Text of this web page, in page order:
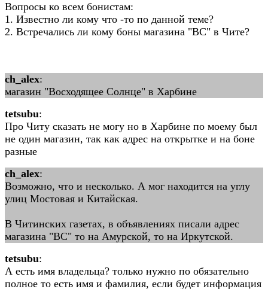
Вопросы ко всем бонистам:
1. Известно ли кому что -то по данной теме?
2. Встречались ли кому боны магазина "ВС" в Чите?
сh_alex:
магазин "Восходящее Солнце" в Харбине
tetsubu:
Про Читу сказать не могу но в Харбине по моему был
не один магазин, так как адрес на открытке и на боне
разные
сh_alex:
Возможно, что и несколько. А мог находится на углу
улиц Мостовая и Китайская.
В Читинских газетах, в объявлениях писали адрес
магазина "ВС" то на Амурской, то на Иркутской.
tetsubu:
А есть имя владельца? только нужно по обязательно
полное то есть имя и фамилия, если будет информация